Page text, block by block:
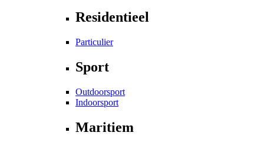
Residentieel
Particulier
Sport
Outdoorsport
Indoorsport
Maritiem